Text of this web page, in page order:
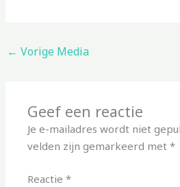
← Vorige Media
Geef een reactie
Je e-mailadres wordt niet
velden zijn gemarkeerd met*
Reactie*